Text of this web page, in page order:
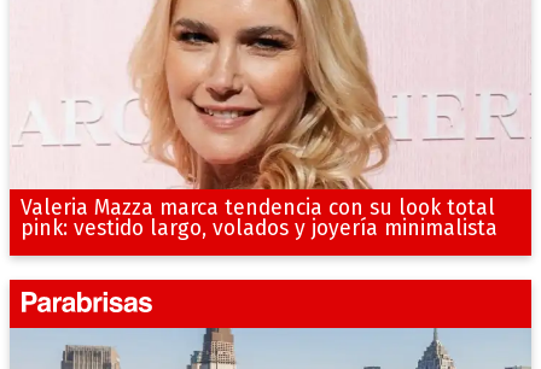
Valeria Mazza marca tendencia con su look total
pink: vestido largo, volados y joyería minimalista